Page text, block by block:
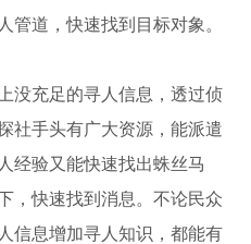
管道，快速找到目标对象。
没充足的寻人信息，透过侦
社手头有广大资源，能派遣
经验又能快速找出蛛丝马
，快速找到消息。不论民众
信息增加寻人知识，都能有